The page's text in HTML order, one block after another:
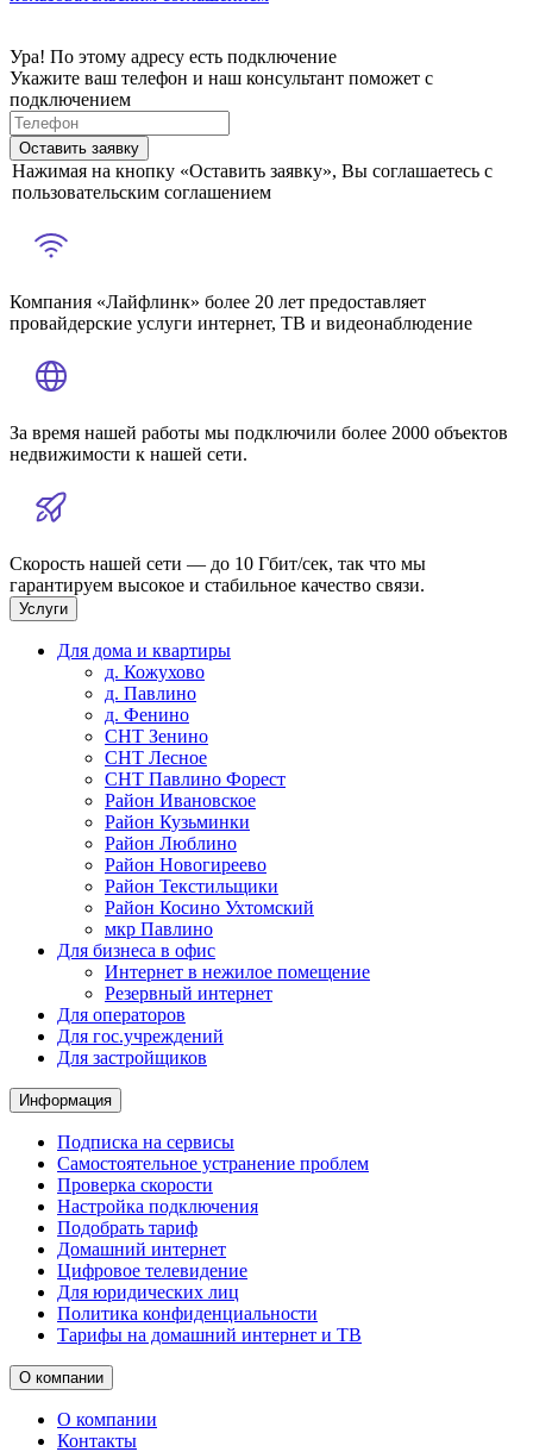
Ура! По этому адресу есть подключение
Укажите ваш телефон и наш консультант поможет с
подключением
Оставить заявку
Нажимая на кнопку «Оставить заявку», Вы соглашаетесь с
пользовательским соглашением
Компания «Лайфлинк» более 20 лет предоставляет
провайдерские услуги интернет, ТВ и видеонаблюдение
За время нашей работы мы подключили более 2000 объектов
недвижимости к нашей сети.
Скорость нашей сети — до 10 Гбит/сек, так что мы
гарантируем высокое и стабильное качество связи.
Услуги
Для дома и квартиры
д. Кожухово
д. Павлино
д. Фенино
СНТ Зенино
СНТ Лесное
СНТ Павлино Форест
Район Ивановское
Район Кузьминки
Район Люблино
Район Новогиреево
Район Текстильщики
Район Косино Ухтомский
мкр Павлино
Для бизнеса в офис
Интернет в нежилое помещение
Резервный интернет
Для операторов
Для гос.учреждений
Для застройщиков
Информация
Подписка на сервисы
Самостоятельное устранение проблем
Проверка скорости
Настройка подключения
Подобрать тариф
Домашний интернет
Цифровое телевидение
Для юридических лиц
Политика конфиденциальности
Тарифы на домашний интернет и ТВ
О компании
О компании
Контакты